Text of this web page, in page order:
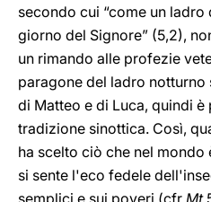
secondo cui “come un
giorno del Signore” (5,2),
un rimando alle profezie
paragone del ladro notturno
di Matteo e di Luca, quindi
tradizione sinottica. Così,
ha scelto ciò che nel mondo
si sente l'eco fedele
semplici e sui poveri (cfr Mt